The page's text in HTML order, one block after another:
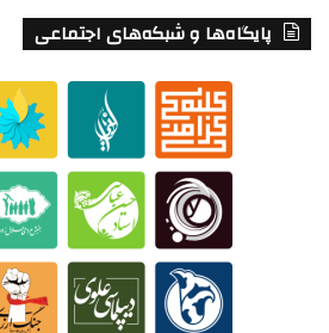
پایگاه‌ها و شبکه‌های اجتماعی